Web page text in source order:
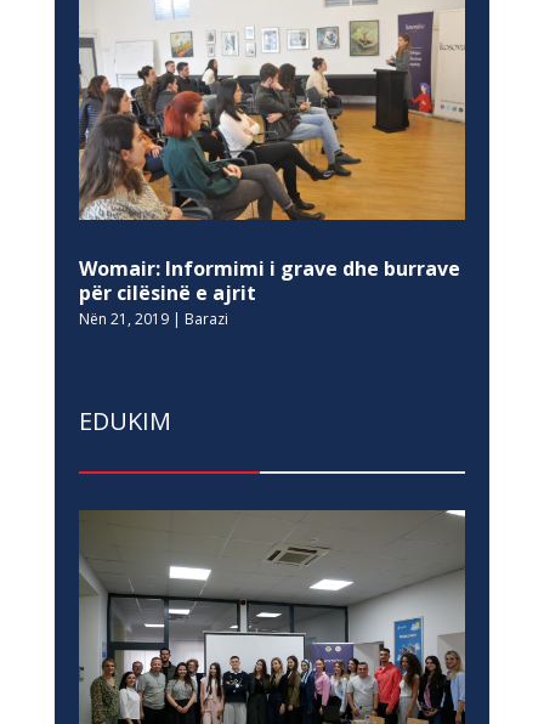
Womair: Informimi i grave dhe burrave
për cilësinë e ajrit
Nën 21, 2019| Barazi
EDUKIM